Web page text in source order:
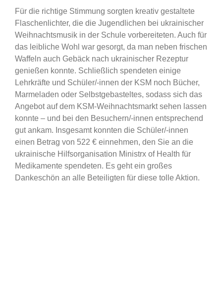
Für die richtige Stimmung sorgten kreativ gestaltete
Flaschenlichter, die die Jugendlichen bei ukrainischer
Weihnachtsmusik in der Schule vorbereiteten. Auch für
das leibliche Wohl war gesorgt, da man neben frischen
Waffeln auch Gebäck nach ukrainischer Rezeptur
genießen konnte. Schließlich spendeten einige
Lehrkräfte und Schüler/-innen der KSM noch Bücher,
Marmeladen oder Selbstgebasteltes, sodass sich das
Angebot auf dem KSM-Weihnachtsmarkt sehen lassen
konnte – und bei den Besuchern/-innen entsprechend
gut ankam. Insgesamt konnten die Schüler/-innen
einen Betrag von 522 € einnehmen, den Sie an die
ukrainische Hilfsorganisation Ministrx of Health für
Medikamente spendeten. Es geht ein großes
Dankeschön an alle Beteiligten für diese tolle Aktion.